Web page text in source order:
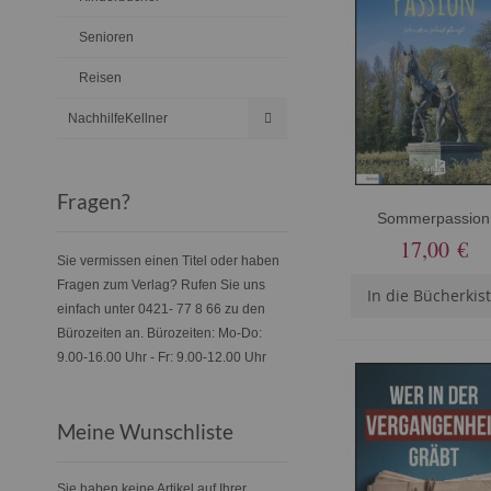
Sommerpassion
17,00 €
In die
Senioren
Reisen
NachhilfeKellner
Fragen?
Sie vermissen einen Titel oder haben
Fragen zum Verlag? Rufen Sie uns
einfach unter 0421- 77 8 66 zu den
Bürozeiten an. Bürozeiten: Mo-Do:
9.00-16.00 Uhr - Fr: 9.00-12.00 Uhr
Meine Wunschliste